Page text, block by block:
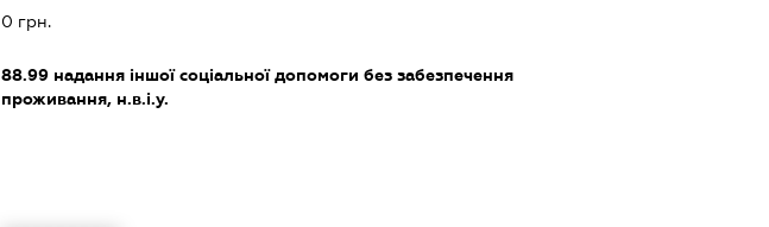
0 грн.
88.99надання іншої соціальної допомоги без забезпечення
проживання, н.в.і.у.